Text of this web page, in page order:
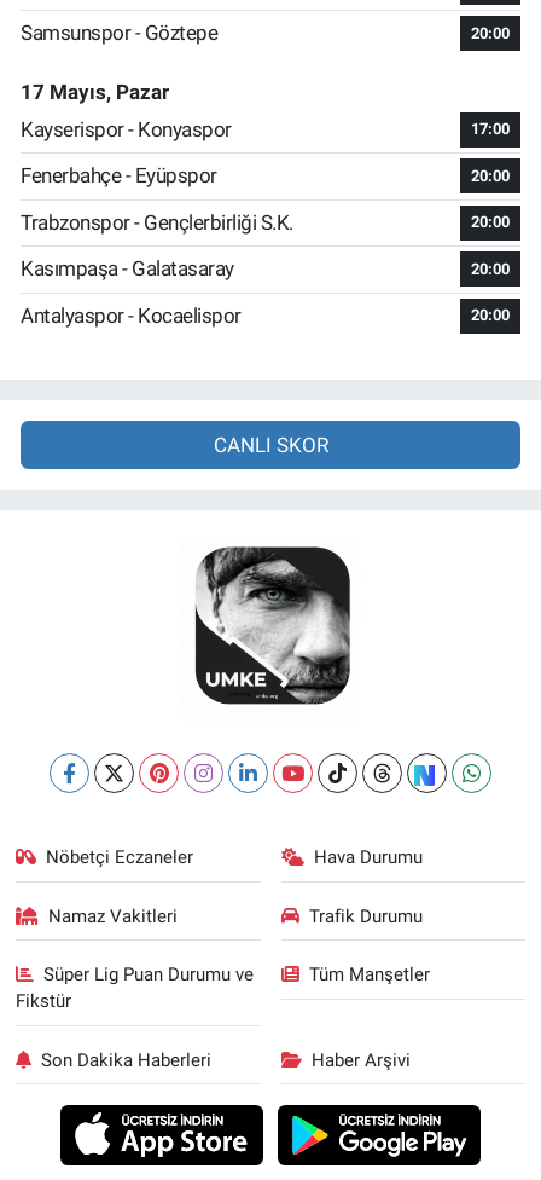
Samsunspor - Göztepe 20:00
17 Mayıs, Pazar
Kayserispor - Konyaspor
17:00
Fenerbahçe - Eyüpspor 20:00
Trabzonspor - Gençlerbirliği S.K. 20:00
Kasımpaşa - Galatasaray 20:00
Antalyaspor - Kocaelispor 20:00
CANLI SKOR
Nöbetçi Eczaneler Hava Durumu
Namaz Vakitleri Trafik Durumu
Süper Lig Puan Durumu ve
Fikstür
Tüm Manşetler
Son Dakika Haberleri Haber Arşivi